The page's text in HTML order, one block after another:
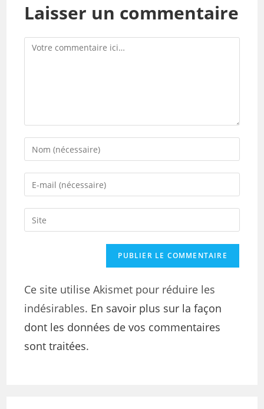
Laisser un commentaire
Ce site utilise Akismet pour réduire les
indésirables. En savoir plus sur la façon
dont les données de vos commentaires
sont traitées.